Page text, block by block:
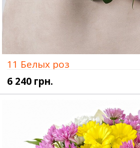
11 Белых роз
6 240 грн.